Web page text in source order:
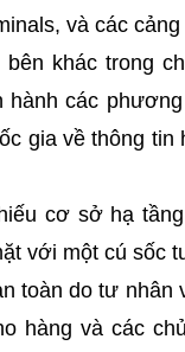
và các
khác trong
các
gia về thông
cơ sở hạ
với một cú sốc
toàn do tư nhân
hàng và các